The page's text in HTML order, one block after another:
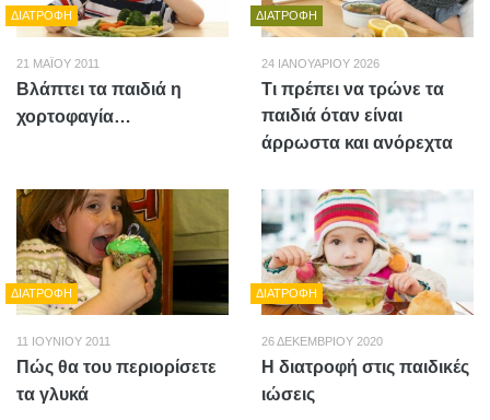
ΔΙΑΤΡΟΦΉ
21 ΜΑΪ́ΟΥ 2011
Βλάπτει τα παιδιά η
χορτοφαγία…
ΔΙΑΤΡΟΦΉ
24 ΙΑΝΟΥΑΡΊΟΥ 2026
Τι πρέπει να τρώνε τα
παιδιά όταν είναι
άρρωστα και ανόρεχτα
ΔΙΑΤΡΟΦΉ
11 ΙΟΥΝΊΟΥ 2011
Πώς θα του περιορίσετε
τα γλυκά
ΔΙΑΤΡΟΦΉ
26 ΔΕΚΕΜΒΡΊΟΥ 2020
Η διατροφή στις παιδικές
ιώσεις